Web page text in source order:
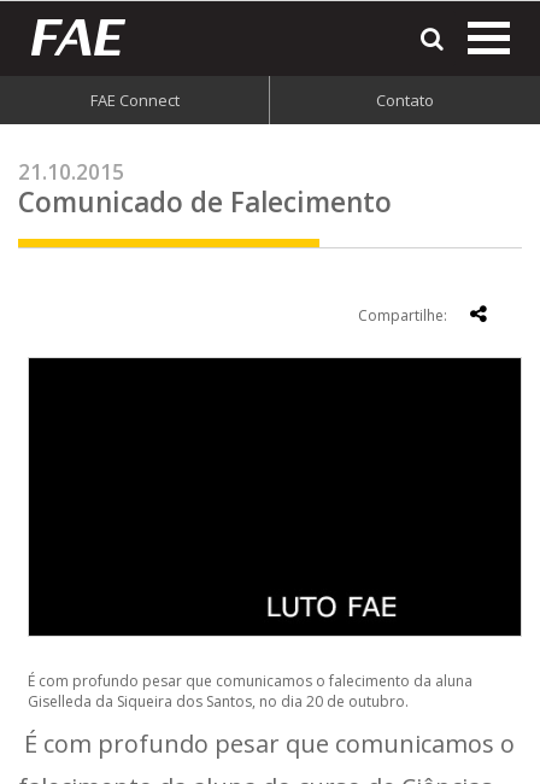
FAE Connect Contato
21.10.2015
Comunicado de Falecimento
Compartilhe:
É com profundo pesar que comunicamos o falecimento da aluna
Giselleda da Siqueira dos Santos, no dia 20 de outubro.
É com profundo pesar que comunicamos o